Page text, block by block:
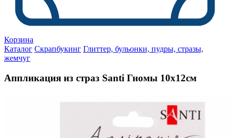
Корзина
Каталог Скрапбукинг Глиттер, бульонки, пудры, стразы,
жемчуг
Аппликация из страз Santi Гномы 10х12см